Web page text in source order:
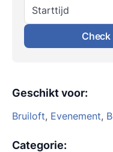
Starttijd
Geschikt voor:
Bruiloft, Evenement,
Categorie: